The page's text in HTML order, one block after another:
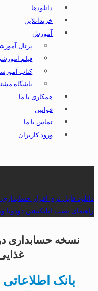
دانلودها
خریدآنلاین
آموزش
پرتال
فیلم
کتاب
باشگاه
همکاری با ما
قوانین
تماس با ما
ورود کاربران
دانلود فایل نرم افزار
راهنمای نصب اپلیکیشن
نسخه حسابداری
بانک